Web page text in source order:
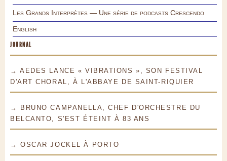
Les Grands Interprètes — Une série de podcasts Crescendo
English
JOURNAL
→ AEDES LANCE « VIBRATIONS », SON FESTIVAL
D'ART CHORAL, À L'ABBAYE DE SAINT-RIQUIER
→ BRUNO CAMPANELLA, CHEF D'ORCHESTRE DU
BELCANTO, S'EST ÉTEINT À 83 ANS
→ OSCAR JOCKEL À PORTO